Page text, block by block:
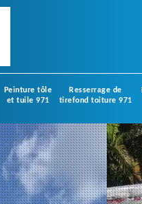
Peinture tôle
et tuile 971
Resserrage de
tirefond toiture 971